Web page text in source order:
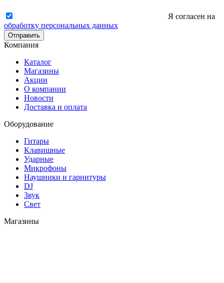
Я согласен на
обработку персональных данных
Отправить
Компания
Каталог
Магазины
Акции
О компании
Новости
Доставка и оплата
Оборудование
Гитары
Клавишные
Ударные
Микрофоны
Наушники и гарнитуры
DJ
Звук
Свет
Магазины